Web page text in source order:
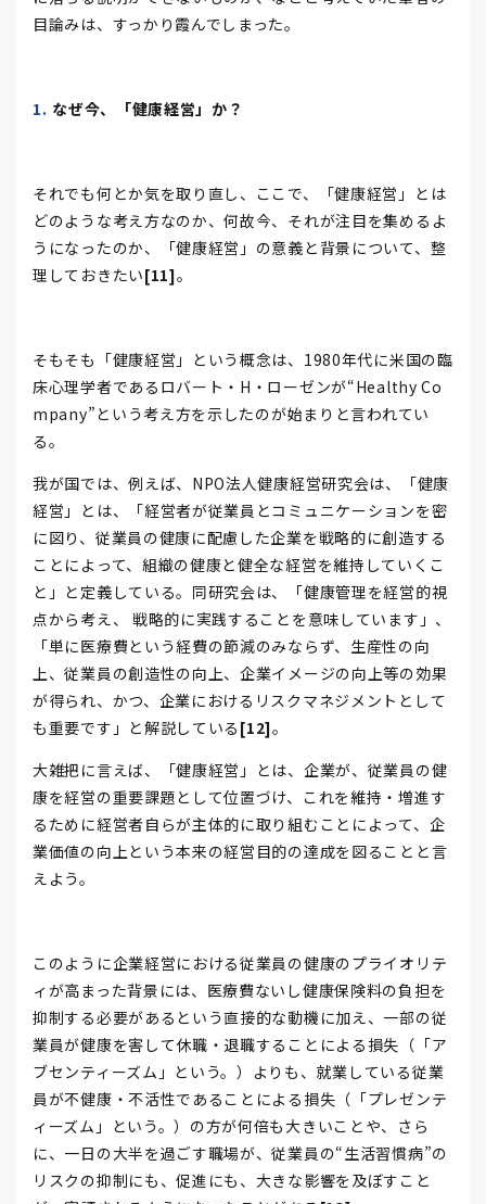
目論みは、すっかり霞んでしまった。
なぜ今、「健康経営」か？
それでも何とか気を取り直し、ここで、「健康経営」とは
どのような考え方なのか、何故今、それが注目を集めるよ
うになったのか、「健康経営」の意義と背景について、整
理しておきたい[11]。
そもそも「健康経営」という概念は、1980年代に米国の臨
床心理学者であるロバート・H・ローゼンが“Healthy Co
mpany”という考え方を示したのが始まりと言われてい
る。
我が国では、例えば、NPO法人健康経営研究会は、「健康
経営」とは、「経営者が従業員とコミュニケーションを密
に図り、従業員の健康に配慮した企業を戦略的に創造する
ことによって、組織の健康と健全な経営を維持していくこ
と」と定義している。同研究会は、「健康管理を経営的視
点から考え、 戦略的に実践することを意味しています」、
「単に医療費という経費の節減のみならず、生産性の向
上、従業員の創造性の向上、企業イメージの向上等の効果
が得られ、かつ、企業におけるリスクマネジメントとして
も重要です」と解説している [12]。
大雑把に言えば、「健康経営」とは、企業が、従業員の健
康を経営の重要課題として位置づけ、これを維持・増進す
るために経営者自らが主体的に取り組むことによって、企
業価値の向上という本来の経営目的の達成を図ることと言
えよう。
このように企業経営における従業員の健康のプライオリテ
ィが高まった背景には、医療費ないし健康保険料の負担を
抑制する必要があるという直接的な動機に加え、一部の従
業員が健康を害して休職・退職することによる損失（「ア
ブセンティーズム」という。）よりも、就業している従業
員が不健康・不活性であることによる損失（「プレゼンテ
ィーズム」という。）の方が何倍も大きいことや、さら
に、一日の大半を過ごす職場が、従業員の“生活習慣病”の
リスクの抑制にも、促進にも、大きな影響を及ぼすこと